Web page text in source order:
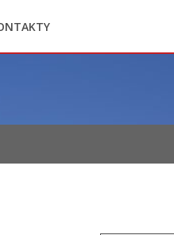
majetkových pomerov